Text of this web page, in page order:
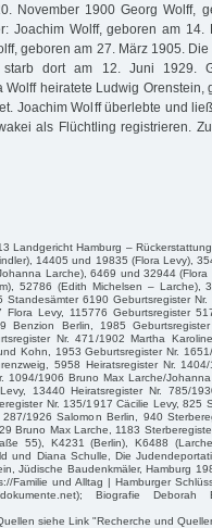
November 1900 Georg Wolff,
Joachim Wolff, geboren am 14.
geboren am 27. März 1905.
starb dort am 12. Juni 1929.
Wolff heiratete Ludwig Orenstein,
Joachim Wolff überlebte und
als Flüchtling registrieren.
Landgericht Hamburg –
14405 und 19835 (Flora Levy),
Larche), 6469 und 32944
52786 (Edith Michelsen – Larche),
Standesämter 6190 Geburtsregister
Flora Levy, 115776 Geburtsregister
Benzion Berlin, 1985
Nr. 471/1902 Martha
Kohn, 1953 Geburtsregister Nr.
5958 Heiratsregister Nr.
1094/1906 Bruno Max Larche/
13440 Heiratsregister Nr. 785/
Nr. 135/1917 Cäcilie Levy, 825
1926 Salomon Berlin, 940
Bruno Max Larche, 1183
55), K4231 (Berlin), K6488
und Diana Schulle, Die
Jüdische Baudenkmäler, Hamburg
Familie und Alltag | Hamburger
Biografie Deborah
siehe Link "Recherche und